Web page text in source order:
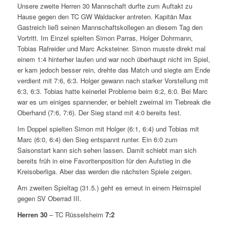
Unsere zweite Herren 30 Mannschaft durfte zum Auftakt zu
Hause gegen den TC GW Waldacker antreten. Kapitän Max
Gastreich ließ seinen Mannschaftskollegen an diesem Tag den
Vortritt. Im Einzel spielten Simon Parras, Holger Dohrmann,
Tobias Rafreider und Marc Acksteiner. Simon musste direkt mal
einem 1:4 hinterher laufen und war noch überhaupt nicht im Spiel,
er kam jedoch besser rein, drehte das Match und siegte am Ende
verdient mit 7:6, 6:3. Holger gewann nach starker Vorstellung mit
6:3, 6:3. Tobias hatte keinerlei Probleme beim 6:2, 6:0. Bei Marc
war es um einiges spannender, er behielt zweimal im Tiebreak die
Oberhand (7:6, 7:6). Der Sieg stand mit 4:0 bereits fest.
Im Doppel spielten Simon mit Holger (6:1, 6:4) und Tobias mit
Marc (6:0, 6:4) den Sieg entspannt runter. Ein 6:0 zum
Saisonstart kann sich sehen lassen. Damit schiebt man sich
bereits früh in eine Favoritenposition für den Aufstieg in die
Kreisoberliga. Aber das werden die nächsten Spiele zeigen.
Am zweiten Spieltag (31.5.) geht es erneut in einem Heimspiel
gegen SV Oberrad III.
Herren 30– TC Rüsselsheim 7:2